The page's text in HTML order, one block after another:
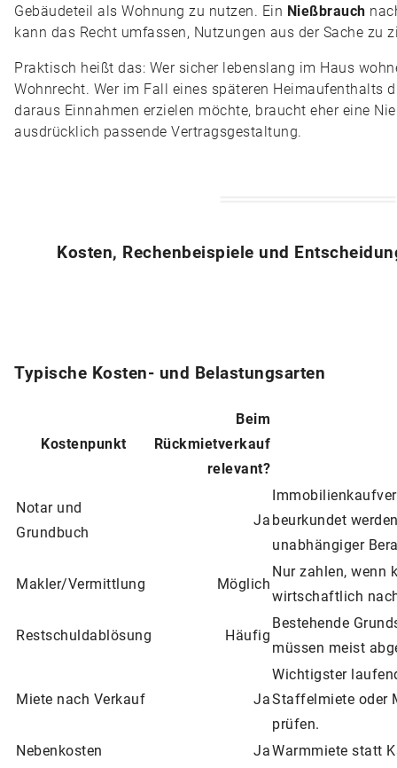
Gebäudeteil als Wohnung zu nutzen. Ein Nießbrauch
kann das Recht umfassen, Nutzungen aus der Sache zu
Praktisch heißt das: Wer sicher lebenslang im Haus
Wohnrecht. Wer im Fall eines späteren Heimaufenthalts
daraus Einnahmen erzielen möchte, braucht eher eine
ausdrücklich passende Vertragsgestaltung.
Kosten, Rechenbeispiele und
Typische Kosten- und Belastungsarten
Kostenpunkt
Beim
Rückmietverkauf
relevant?
Notar und
Grundbuch
Ja beurkundet
unabhängiger
Makler/Vermittlung Möglich
Nur zahlen, wenn
wirtschaftlich
Restschuldablösung Häufig
Bestehende
müssen meist
Miete nach Verkauf Ja
Wichtigster
Staffelmiete oder
prüfen.
Nebenkosten
JaWarmmiete statt